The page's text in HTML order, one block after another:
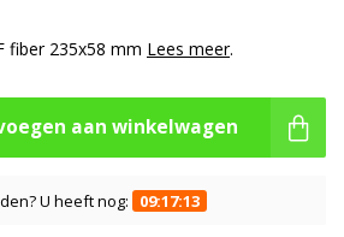
fiber 235x58 mm Lees meer.
aan winkelwagen
U heeft nog: 09:17:13